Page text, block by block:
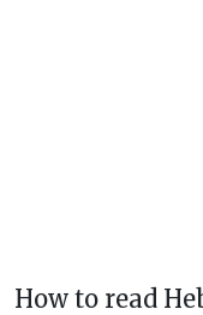
How to read